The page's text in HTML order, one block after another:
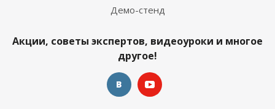
Демо-стенд
Акции, советы экспертов, видеоуроки и многое
другое!